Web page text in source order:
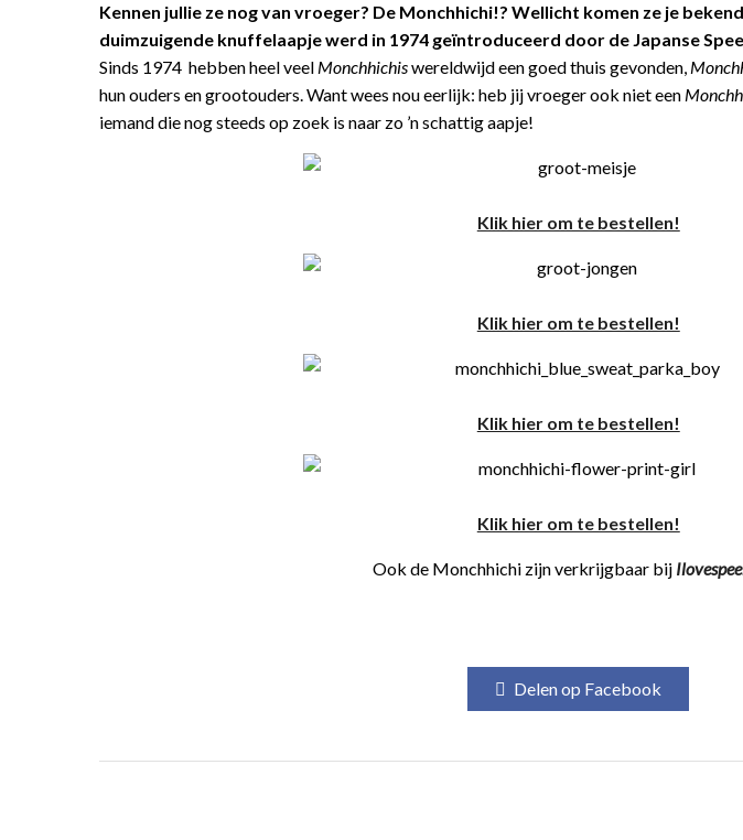
Kennen jullie ze nog van vroeger? De Monchhichi!? Wellicht komen ze je
duimzuigende knuffelaapje werd in 1974 geïntroduceerd door de Japanse
Sinds 1974 hebben heel veel Monchhichiswereldwijd een goed thuis gevonden,
hun ouders en grootouders. Want wees nou eerlijk: heb jij vroeger ook niet een
iemand die nog steeds op zoek is naar zo ’n schattig aapje!
Klik hier om te bestellen!
Klik hier om te bestellen!
Klik hier om te bestellen!
Klik hier om te bestellen!
Ook de Monchhichi zijn verkrijgbaar bij
Delen op Facebook